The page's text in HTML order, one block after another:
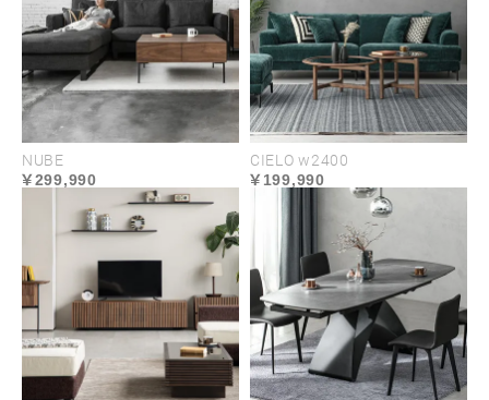
NUBE
299,990
CIELO w2400
199,990